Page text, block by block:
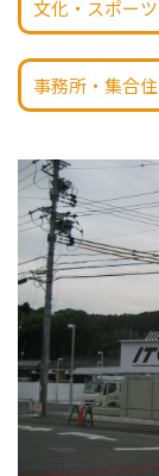
文化・スポー
事務所・集合